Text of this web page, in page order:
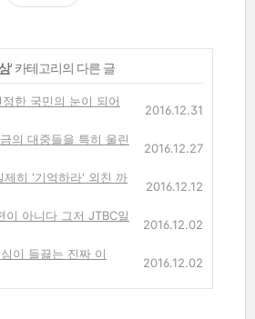
' 카테고리의 다른 글
한 국민의 눈이 되어
2016.12.31
금의 대중들을 특히 울린
2016.12.27
제히 '기억하라' 외친 까
2016.12.12
이 아니다 그저 JTBC일
2016.12.02
이 들끓는 진짜 이
2016.12.02